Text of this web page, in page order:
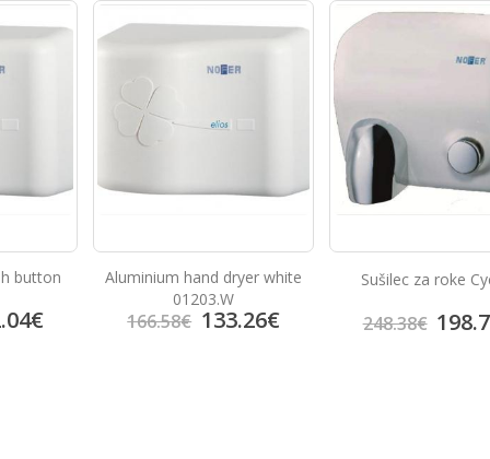
white
€
Sušilec za roke Cyclon
248.38€ 198.70€
Inox dozirnik
35.78€